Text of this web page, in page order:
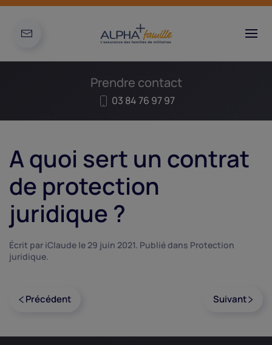
Prendre contact
03 84 76 97 97
A quoi sert un contrat
de protection
juridique ?
Écrit par iClaude le 29 juin 2021. Publié dans Protection
juridique.
Précédent Suivant